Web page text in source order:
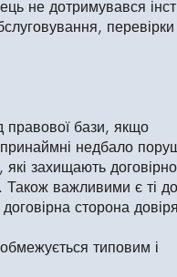
не дотримувався
правової бази, якщо
недбало
захищають
Також важливими є ті
сторона
типовим і